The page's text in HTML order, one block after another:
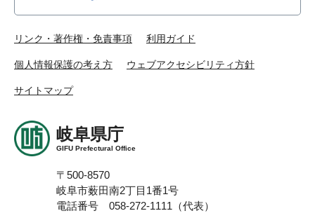
リンク・著作権・免責事項 利用ガイド
個人情報保護の考え方 ウェブアクセシビリティ方針
サイトマップ
岐阜県庁
GIFU Prefectural Office
〒500-8570
岐阜市薮田南2丁目1番1号
電話番号 058-272-1111（代表）